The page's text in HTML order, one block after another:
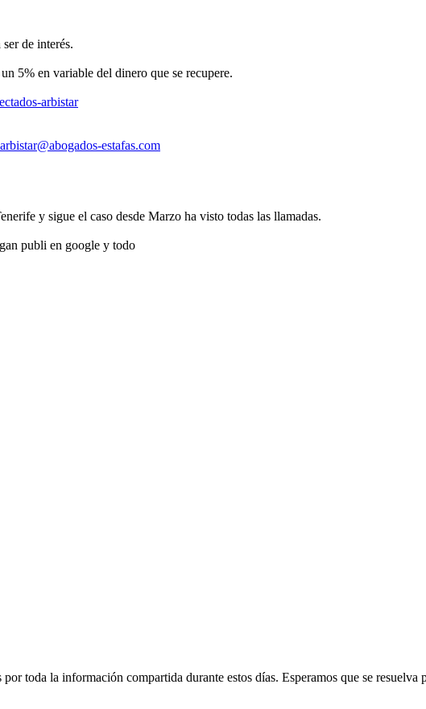
de interés.
5% en variable del dinero que se recupere.
arbistar
estafas.com
y sigue el caso desde Marzo ha visto todas las llamadas.
publi en google y todo
toda la información compartida durante estos días. Esperamos que se resuelva